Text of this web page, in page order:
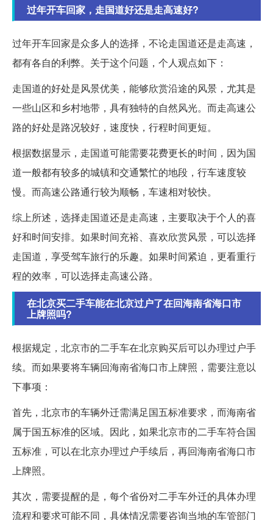
过年开车回家，走国道好还是走高速好?
过年开车回家是众多人的选择，不论走国道还是走高速，
都有各自的利弊。关于这个问题，个人观点如下：
走国道的好处是风景优美，能够欣赏沿途的风景，尤其是
一些山区和乡村地带，具有独特的自然风光。而走高速公
路的好处是路况较好，速度快，行程时间更短。
根据数据显示，走国道可能需要花费更长的时间，因为国
道一般都有较多的城镇和交通繁忙的地段，行车速度较
慢。而高速公路通行较为顺畅，车速相对较快。
综上所述，选择走国道还是走高速，主要取决于个人的喜
好和时间安排。如果时间充裕、喜欢欣赏风景，可以选择
走国道，享受驾车旅行的乐趣。如果时间紧迫，更看重行
程的效率，可以选择走高速公路。
在北京买二手车能在北京过户了在回海南省海口市
上牌照吗?
根据规定，北京市的二手车在北京购买后可以办理过户手
续。而如果要将车辆回海南省海口市上牌照，需要注意以
下事项：
首先，北京市的车辆外迁需满足国五标准要求，而海南省
属于国五标准的区域。因此，如果北京市的二手车符合国
五标准，可以在北京办理过户手续后，再回海南省海口市
上牌照。
其次，需要提醒的是，每个省份对二手车外迁的具体办理
流程和要求可能不同，具体情况需要咨询当地的车管部门